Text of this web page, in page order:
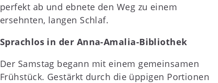
perfekt ab und ebnete den Weg zu einem
ersehnten, langen Schlaf.
Sprachlos in der Anna-Amalia-Bibliothek
Der Samstag begann mit einem gemeinsamen
Frühstück. Gestärkt durch die üppigen Portionen